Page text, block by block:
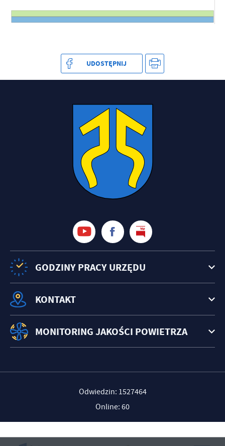
UDOSTĘPNIJ
GODZINY PRACY URZĘDU
KONTAKT
MONITORING JAKOŚCI POWIETRZA
Odwiedzin: 1527464
Online: 60